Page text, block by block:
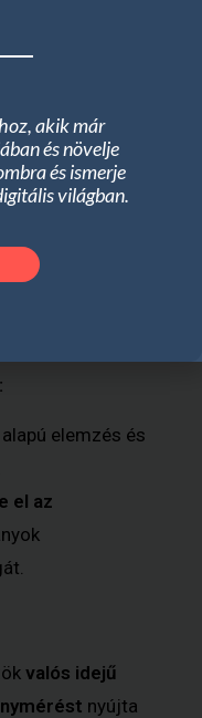
azonosítani
és
:
elemzés és
el az
valós idejű
nyújta
akik már
és növelje
és ismerje
világban.